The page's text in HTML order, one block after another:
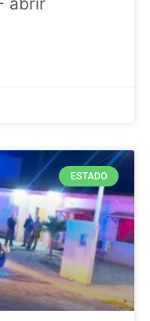
ESTADO